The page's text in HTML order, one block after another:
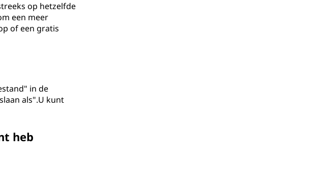
op hetzelfde
een ​​meer
of een gratis
in de
als".U kunt
heb